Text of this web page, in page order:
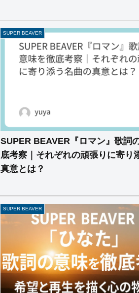
SUPER BEAVER
SUPER BEAVER『ロマン』歌詞
底考察｜それぞれの頑張りに寄り
真意とは？
SUPER BEAVER